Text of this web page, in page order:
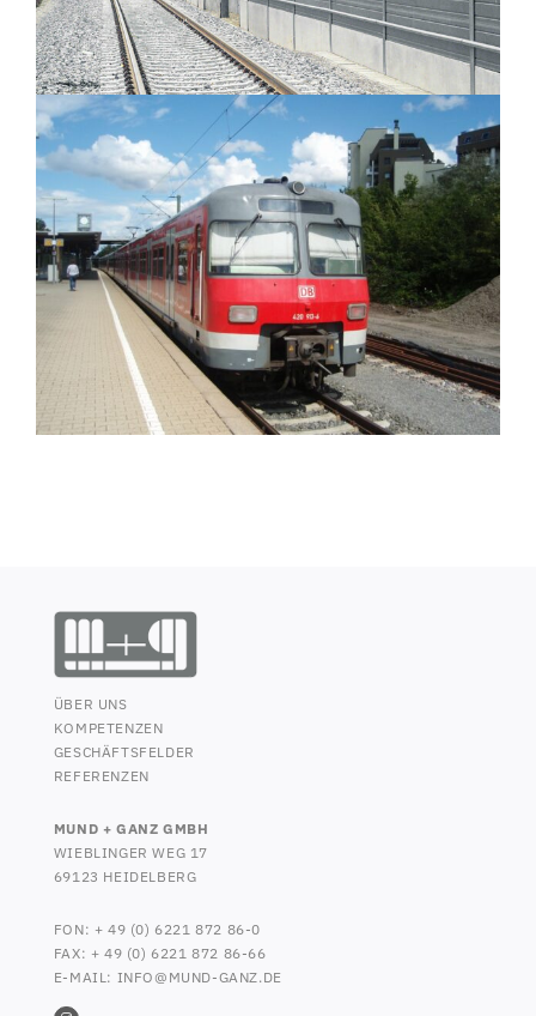
ÜBER UNS
KOMPETENZEN
GESCHÄFTSFELDER
REFERENZEN
MUND + GANZ GMBH
WIEBLINGER WEG 17
69123 HEIDELBERG
FON: + 49 (0) 6221 872 86-0
FAX: + 49 (0) 6221 872 86-66
E-MAIL: INFO@MUND-GANZ.DE